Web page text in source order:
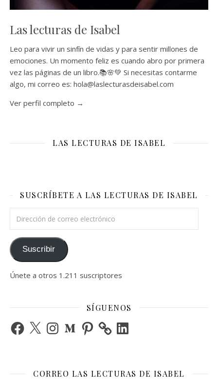
Las lecturas de Isabel
Leo para vivir un sinfín de vidas y para sentir millones de
emociones. Un momento feliz es cuando abro por primera
vez las páginas de un libro.📚🌸💚 Si necesitas contarme
algo, mi correo es: hola@laslecturasdeisabel.com
Ver perfil completo →
LAS LECTURAS DE ISABEL
SUSCRÍBETE A LAS LECTURAS DE ISABEL
Suscribir
Únete a otros 1.211 suscriptores
SÍGUENOS
Facebook
X InstagramMediumPinterest LinkedIn
CORREO LAS LECTURAS DE ISABEL